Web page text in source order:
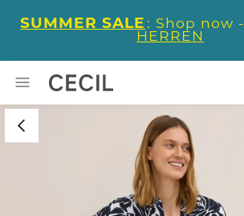
SUMMER SALE : Shop now -
HERREN